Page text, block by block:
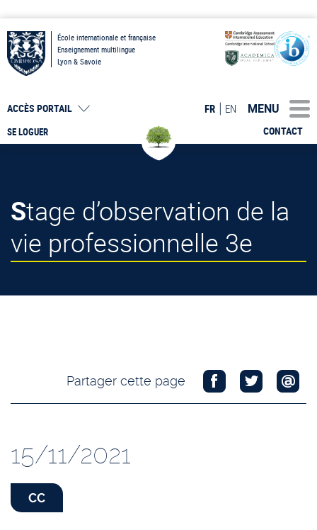
École internationale et française
Enseignement multilingue
Lyon & Savoie
SE LOGUER
ACCÈS PORTAIL
CONTACT
FR EN MENU
Stage d’observation de la
vie professionnelle 3e
Partager cette page
15/11/2021
CC